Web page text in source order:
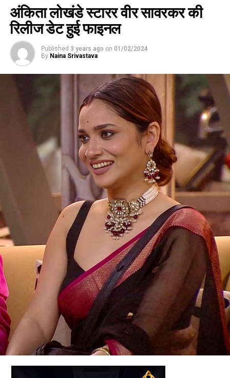
अंकिता लोखंडे स्टारर वीर सावरकर की
रिलीज डेट हुई फाइनल
Published 3 years ago on 01/02/2024
By Naina Srivastava